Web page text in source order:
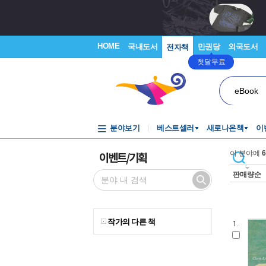
HOME 국내도서 전자책 만권당
첫달무료
외국도서
eBook
분야보기 베스트셀러 새로나온책 이
이벤트/기획
작가의 다른 책
이 분야에 6
판매량순
1.